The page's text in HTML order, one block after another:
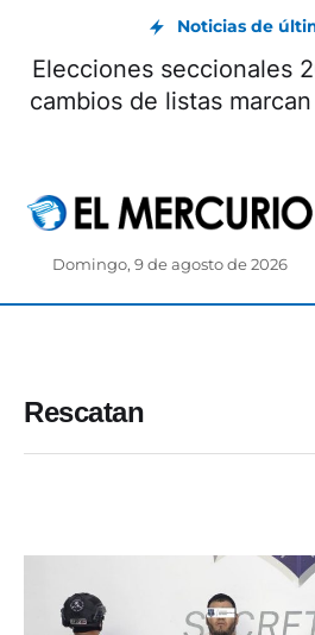
Noticias de
Elecciones seccionales
cambios de listas
Domingo, 9 de agosto de 2026
Rescatan